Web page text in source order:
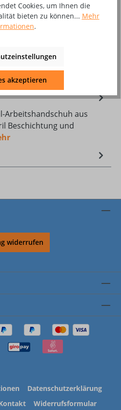
aus
und
widerrufen
Datenschutzerklärung
Widerrufsformular
Cookies, um Ihnen die
bieten zu können... Mehr
.
akzeptieren